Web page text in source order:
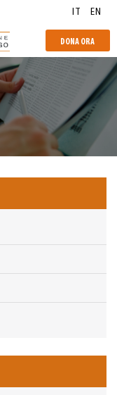
IT EN
DONA ORA